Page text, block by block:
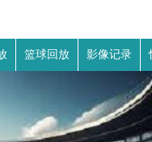
篮球回放 影像记录